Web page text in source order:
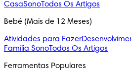
CasaSonoTodos Os Artigos
Bebé (Mais de 12 Meses)
Atividades para Fazer
Família SonoTodos Os Artigos
Ferramentas Populares